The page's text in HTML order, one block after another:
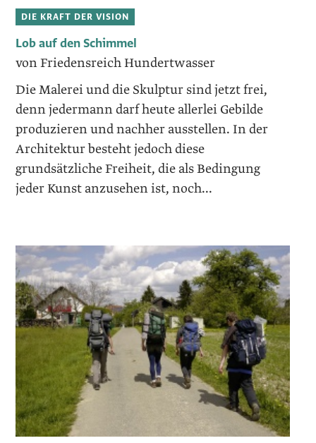
DIE KRAFT DER VISION
Lob auf den Schimmel
von Friedensreich Hundertwasser
Die Malerei und die Skulptur sind jetzt frei,
denn jedermann darf heute allerlei Gebilde
produzieren und nachher ausstellen. In der
Architektur besteht jedoch diese
grundsätzliche Freiheit, die als Bedingung
jeder Kunst anzusehen ist, noch...